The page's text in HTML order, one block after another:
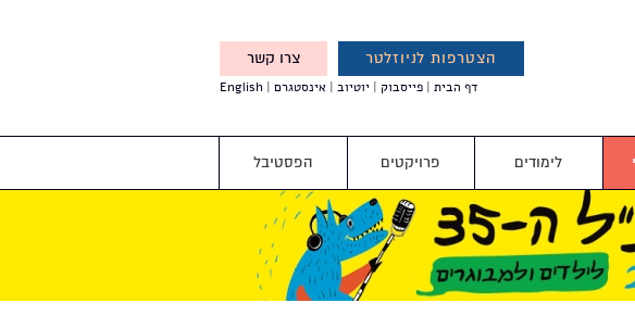
הצטרפות לניוזלטר צרו קשר
והטבות מיוחדות עבורך
דף הבית פייסבוק יוטיוב אינסטגרם English
לימודים פרויקטים הפסטיבל